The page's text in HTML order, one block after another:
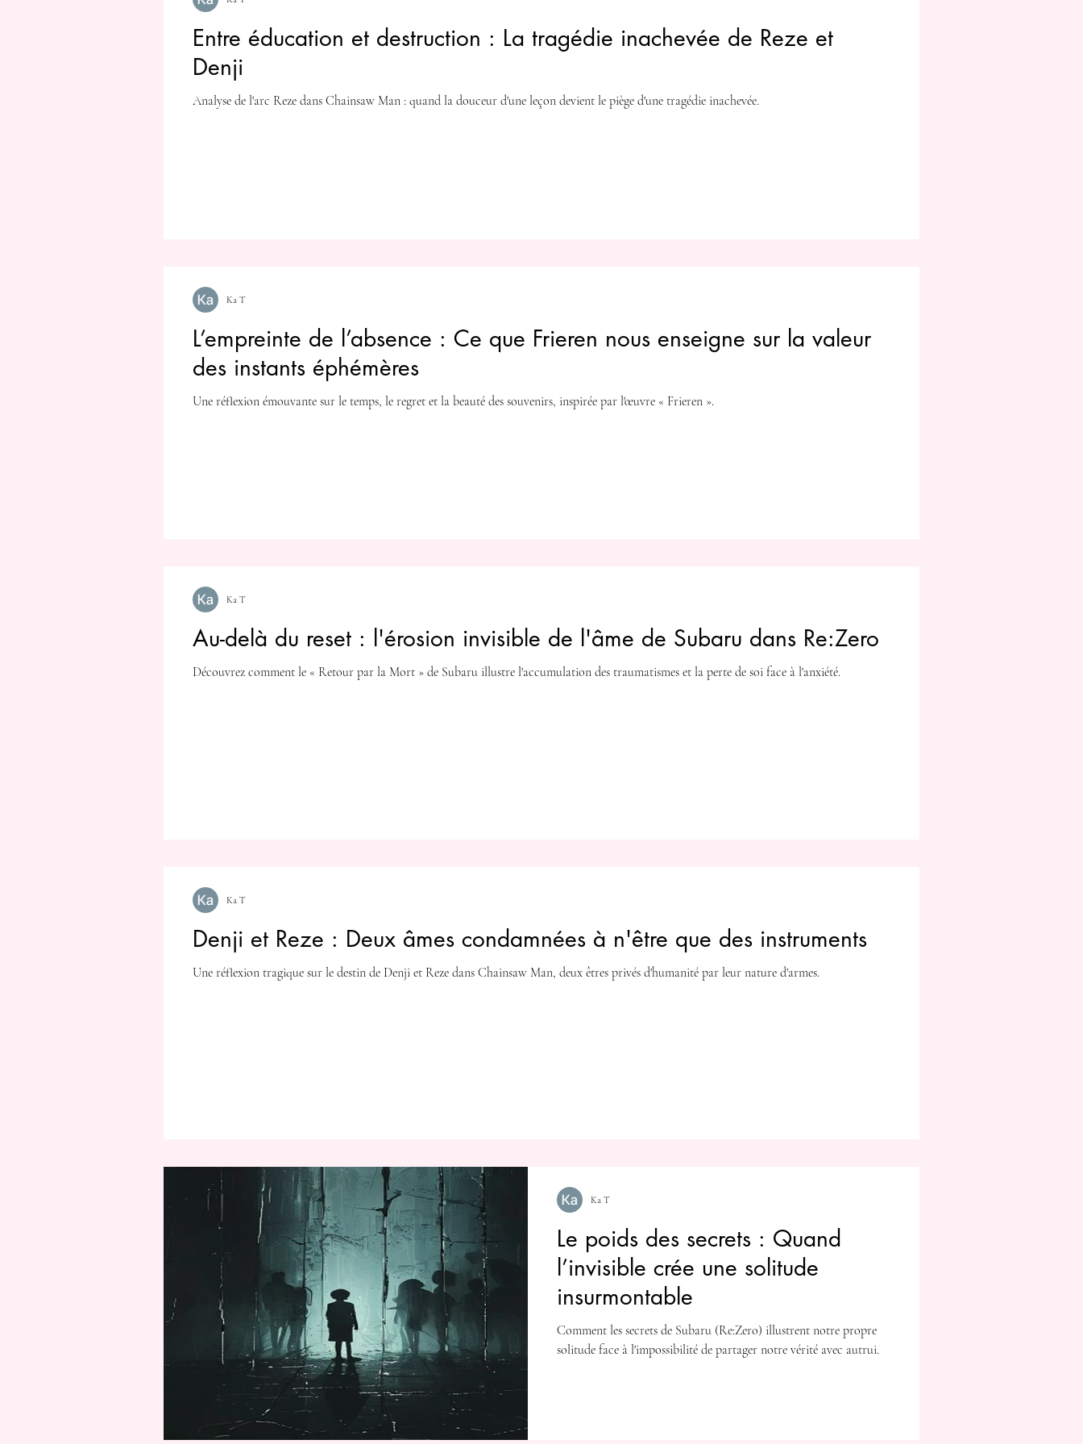
Entre éducation et destruction : La tragédie inachevée de Reze et
Denji
Analyse de l'arc Reze dans Chainsaw Man : quand la douceur d'une leçon devient le piège d'une tragédie inachevée.
L’empreinte de l’absence : Ce que Frieren nous enseigne sur la valeur
des instants éphémères
Une réflexion émouvante sur le temps, le regret et la beauté des souvenirs, inspirée par l'œuvre « Frieren ».
Ka T
Au-delà du reset : l'érosion invisible de l'âme de Subaru dans Re:Zero
Découvrez comment le « Retour par la Mort » de Subaru illustre l'accumulation des traumatismes et la perte de soi face à l'anxiété.
Ka T
Denji et Reze : Deux âmes condamnées à n'être que des instruments
Une réflexion tragique sur le destin de Denji et Reze dans Chainsaw Man, deux êtres privés d'humanité par leur nature d'armes.
Ka T
Le poids des secrets : Quand
l’invisible crée une solitude
insurmontable
Comment les secrets de Subaru (Re:Zero) illustrent notre propre
solitude face à l'impossibilité de partager notre vérité avec autrui.
Ka T